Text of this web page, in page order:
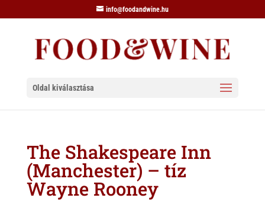
info@foodandwine.hu
Oldal kiválasztása
The Shakespeare Inn
(Manchester) – tíz
Wayne Rooney